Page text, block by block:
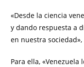
«Desde la ciencia
y dando respuesta a
en nuestra
Para ella,